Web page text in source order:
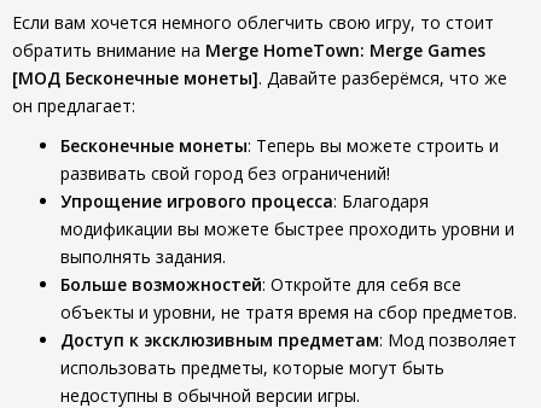
Если вам хочется немного облегчить свою игру, то стоит
обратить внимание на Merge HomeTown: Merge Games
[МОД Бесконечные монеты]. Давайте разберёмся, что же
он предлагает:
Бесконечные монеты: Теперь вы можете строить и
развивать свой город без ограничений!
Упрощение игрового процесса: Благодаря
модификации вы можете быстрее проходить уровни и
выполнять задания.
Больше возможностей: Откройте для себя все
объекты и уровни, не тратя время на сбор предметов.
Доступ к эксклюзивным предметам: Мод позволяет
использовать предметы, которые могут быть
недоступны в обычной версии игры.